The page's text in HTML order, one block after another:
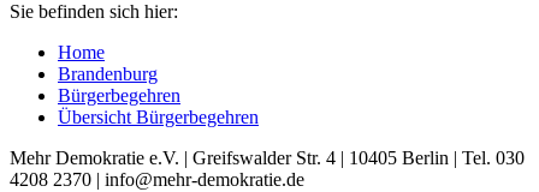
Sie befinden sich hier:
Home
Brandenburg
Bürgerbegehren
Übersicht Bürgerbegehren
Mehr Demokratie e.V. | Greifswalder Str. 4 | 10405 Berlin | Tel. 030
4208 2370 | info@mehr-demokratie.de